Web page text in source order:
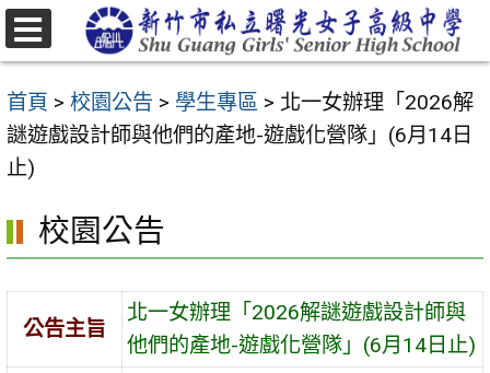
跳
至
要
內
容
首頁 > 校園公告 > 學生專區 > 北一女辦理「2026解
謎遊戲設計師與他們的產地-遊戲化營隊」(6月14日
止)
校園公告
公告主旨
北一女辦理「2026解謎遊戲設計師與
他們的產地-遊戲化營隊」(6月14日止)
選
單